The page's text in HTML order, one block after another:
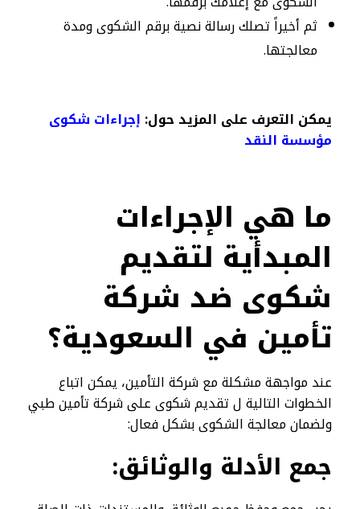
ثم أخيراً تصلك رسالة نصية برقم الشكوى ومدة
معالجتها.
يمكن التعرف على المزيد حول: إجراءات شكوى
مؤسسة النقد​
ما هي الإجراءات
المبدأية لتقديم
شكوى ضد شركة
تأمين في السعودية؟
عند مواجهة مشكلة مع شركة التأمين، يمكن اتباع
الخطوات التالية ل تقديم شكوى على شركة تأمين طبي
ولضمان معالجة الشكوى بشكل فعال:
جمع الأدلة والوثائق: